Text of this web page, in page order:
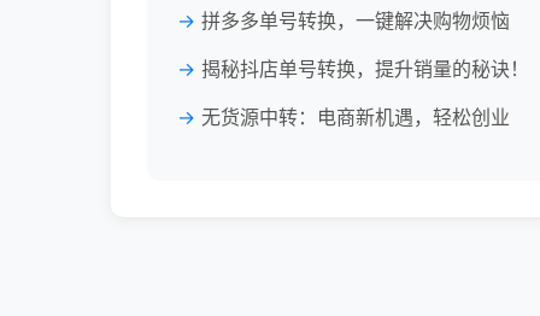
拼多多单号转换，一键解决购物烦恼
揭秘抖店单号转换，提升销量的秘诀！
无货源中转：电商新机遇，轻松创业